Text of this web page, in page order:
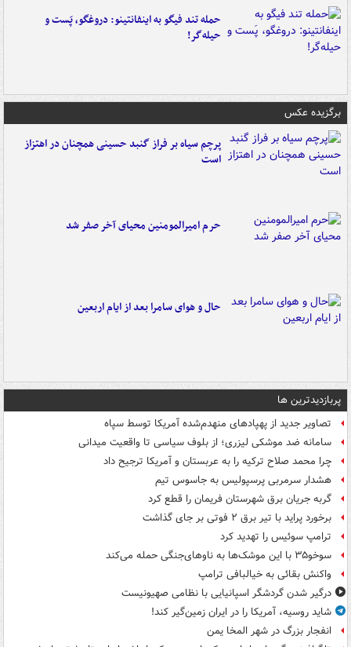
حمله تند فیگو به اینفانتینو: دروغگو، پَست‌ و
حیله‌گر!
برگزیده عکس
پرچم سیاه بر فراز گنبد حسینی همچنان در اهتزاز
است
حرم امیرالمومنین محیای آخر صفر شد
حال و هوای سامرا بعد از ایام اربعین
پربازدیدترین ها
تصاویر جدید از پهپادهای منهدم‌شده آمریکا توسط سپاه
سامانه ضد موشکی لیزری؛ از بلوف سیاسی تا واقعیت میدانی
چرا محمد صلاح ترکیه را به عربستان و آمریکا ترجیح داد
هشدار سرمربی پرسپولیس به جاسوس تیم
گربه جریان برق شهرستان فریمان را قطع کرد
برخورد پراید با تیر برق ۲ فوتی بر جای گذاشت
ترامپ سوئیس را تهدید کرد
سوخو۳۵ با این موشک‌ها به ناوهای‌جنگی حمله می‌کند
واکنش بقائی به خیالبافی ترامپ
درگیر شدن گردشگر اسپانیایی با نظامی صهیونیست
شاید روسیه، آمریکا را در ایران زمین‌گیر کند!
انفجار بزرگ در شهر المخا یمن